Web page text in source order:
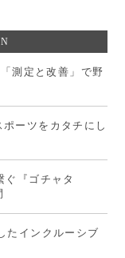
測定と改善」で野
ーツをカタチにし
ぐ『ゴチャタ
たインクルーシブ